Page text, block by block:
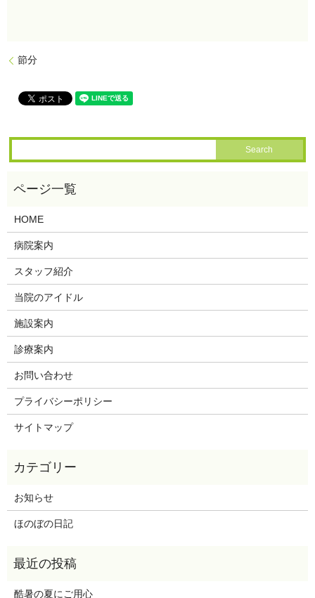
節分
HOME
病院案内
スタッフ紹介
当院のアイドル
施設案内
診療案内
お問い合わせ
プライバシーポリシー
サイトマップ
お知らせ
ほのぼの日記
酷暑の夏にご用心